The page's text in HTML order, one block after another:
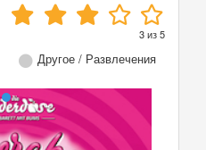
3из5
Другое / Развлечения